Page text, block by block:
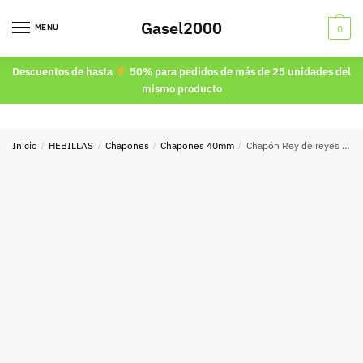
MENU Gasel2000 0
Descuentos de hasta
50% para pedidos de más de 25 unidades del
mismo producto
Inicio / HEBILLAS / Chapones / Chapones 40mm / Chapón Rey de reyes Oro viejo 40mm.